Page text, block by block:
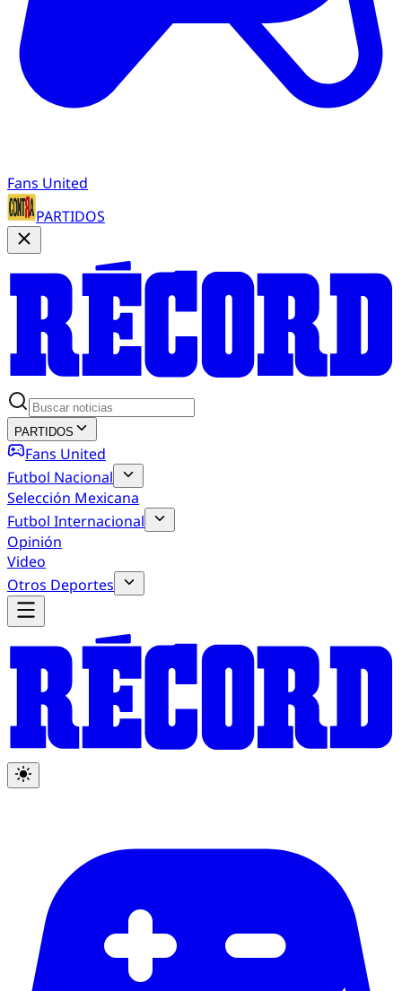
Fans United
PARTIDOS
PARTIDOS
Fans United
Futbol Nacional
Selección Mexicana
Futbol Internacional
Opinión
Video
Otros Deportes